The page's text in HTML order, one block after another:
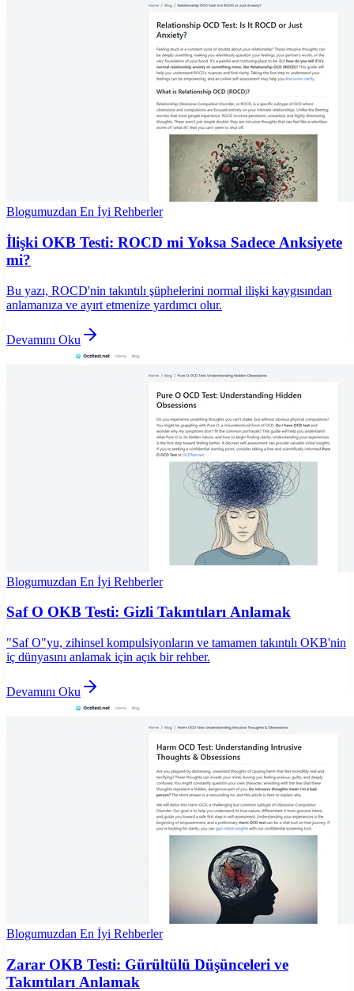
Blogumuzdan En İyi Rehberler
İlişki OKB Testi: ROCD mi Yoksa Sadece Anksiyete
mi?
Bu yazı, ROCD'nin takıntılı şüphelerini normal ilişki kaygısından
anlamanıza ve ayırt etmenize yardımcı olur.
Devamını Oku
Blogumuzdan En İyi Rehberler
Saf O OKB Testi: Gizli Takıntıları Anlamak
"Saf O"yu, zihinsel kompulsiyonların ve tamamen takıntılı OKB'nin
iç dünyasını anlamak için açık bir rehber.
Devamını Oku
Blogumuzdan En İyi Rehberler
Zarar OKB Testi: Gürültülü Düşünceleri ve
Takıntıları Anlamak